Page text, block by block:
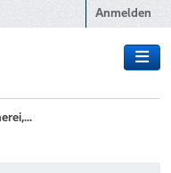
Anmelden